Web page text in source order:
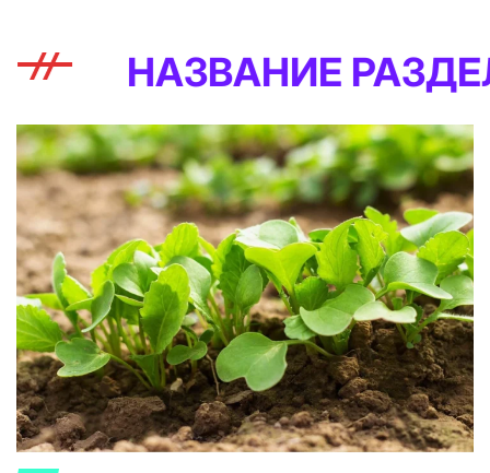
РАЗДЕЛЕННОГО